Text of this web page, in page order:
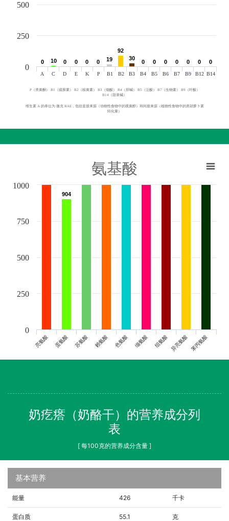
0
0 10
10 0
0 0
0 0
0 0
0 19
19
92
92
30
30
0
0 0
0 0
0 0
0 0
0 0
0 0
0
A C D E K P B1 B2 B3 B4 B5 B6 B7 B9 B12 B14
0
250
500
P（类黄酮） B1（硫胺素） B2（核黄素） B3（烟酸） B4（胆碱） B5（泛酸） B7（生物素） B9（叶酸）
B14（甜菜碱）
维生素 A 的单位为 微克 RAE，包括直接来源（动物性食物中的视黄醇）和间接来源（植物性食物中的类胡萝卜素
转化量）
氨基酸
904
904
亮氨酸 蛋氨酸 苏氨酸 赖氨酸 色氨酸 缬氨酸 组氨酸 异亮氨酸苯丙氨酸
0
250
500
750
1000
奶疙瘩（奶酪干）的营养成分列
表
[ 每100克的营养成分含量 ]
基本营养
能量 426 千卡
蛋白质 55.1 克